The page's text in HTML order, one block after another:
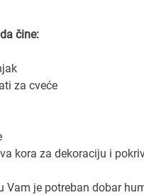
čine:
za cveće
kora za dekoraciju i
Vam je potreban dobar